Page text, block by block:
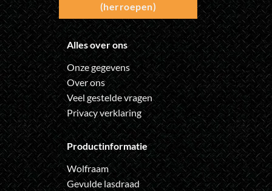
(herroepen)
Alles over ons
Onze gegevens
Over ons
Veel gestelde vragen
Privacy verklaring
Productinformatie
Wolfraam
Gevulde lasdraad